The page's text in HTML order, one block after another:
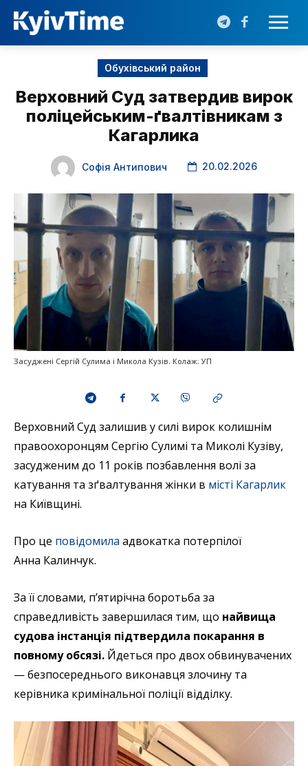
Обухівський район
Верховний Суд затвердив вирок
поліцейським-ґвалтівникам з
Кагарлика
Софія Антипович 20.02.2026
Засуджені Сергій Сулима і Микола Кузів. Колаж: УП
Верховний Суд залишив у силі вирок колишнім
правоохоронцям Сергію Сулимі та Миколі Кузіву,
засудженим до 11 років позбавлення волі за
катування та зґвалтування жінки в місті Кагарлик
на Київщині.
Про це повідомила адвокатка потерпілої
Анна Калинчук.
За її словами, п’ятирічна боротьба за
справедливість завершилася тим, що найвища
судова інстанція підтвердила покарання в
повному обсязі. Йдеться про двох обвинувачених
— безпосереднього виконавця злочину та
керівника кримінальної поліції відділку.